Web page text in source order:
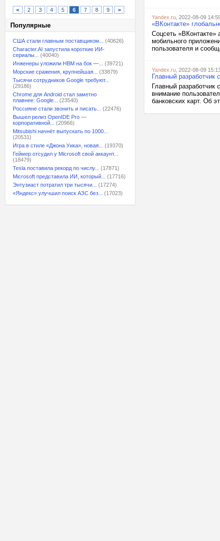
< 2 3 4 5 6 7 8 9 >
Популярные
США стали главным поставщиком...
(40626)
Character.AI запустила короткие ИИ-
сериалы...
(40040)
Инженеры уложили HBM на бок —...
(39721)
Морские сражения, крупнейшая...
(33879)
Тысячи сотрудников Google требуют...
(29186)
Chrome для Android стал заметно
плавнее: Google...
(23540)
Россияне стали звонить и писать...
(22476)
Вышел релиз OpenIDE Pro —
корпоративной...
(20966)
Mitsubishi начнёт выпускать по 1000...
(20531)
Игра в стиле «Джона Уика», новая...
(19370)
Геймер отсудил у Microsoft свой аккаунт...
(18479)
Tesla поставила рекорд по числу...
(17871)
Microsoft представила ИИ, который...
(17716)
Энтузиаст потратил три тысячи...
(17274)
«Яндекс» улучшил поиск АЗС без...
(17023)
Yandex.ru , 2022-08-09
«ВКонтакте»
Соцсеть
мобильного
пользователя и
Yandex.ru , 2022-08-09
Главный разработчик
Главный
внимание
банковских карт. Об